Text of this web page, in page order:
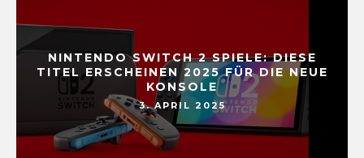
NINTENDO SWITCH 2 SPIELE: DIESE
TITEL ERSCHEINEN 2025 FÜR DIE NEUE
KONSOLE
3. APRIL 2025